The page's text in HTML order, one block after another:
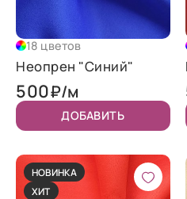
18 цветов
Неопрен "Синий"
500₽/м
ДОБАВИТЬ
НОВИНКА
ХИТ